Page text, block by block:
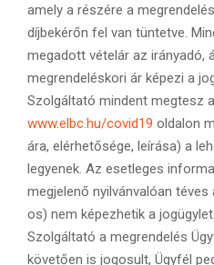
amely a részére a
díjbekérőn fel van tüntetve.
megadott vételár az irányadó,
megrendeléskori ár képezi a
Szolgáltató mindent megtesz
www.elbc.hu/covid19 oldalon
ára, elérhetősége, leírása) a
legyenek. Az esetleges
megjelenő nyilvánvalóan
os) nem képezhetik a
Szolgáltató a megrendelés
követően is jogosult, Ügyfél